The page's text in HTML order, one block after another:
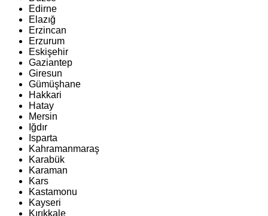
Edirne
Elazığ
Erzincan
Erzurum
Eskişehir
Gaziantep
Giresun
Gümüşhane
Hakkari
Hatay
Mersin
Iğdır
Isparta
Kahramanmaraş
Karabük
Karaman
Kars
Kastamonu
Kayseri
Kırıkkale